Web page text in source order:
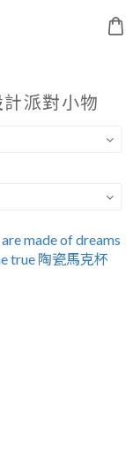
派對小物